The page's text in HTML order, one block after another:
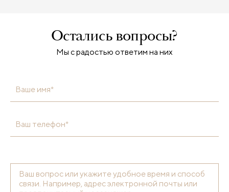
Остались вопросы?
Мы с радостью ответим на них
Ваше имя*
Ваш телефон*